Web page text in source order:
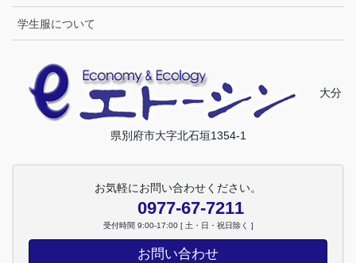
学生服について
大分
県別府市大字北石垣1354-1
お気軽にお問い合わせください。
0977-67-7211
受付時間 9:00-17:00 [ 土・日・祝日除く ]
お問い合わせ